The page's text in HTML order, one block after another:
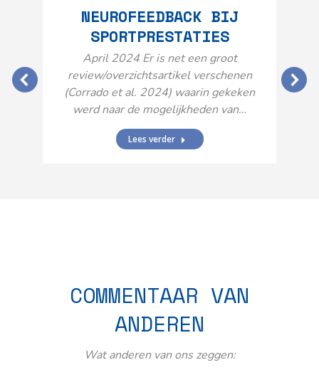
NEUROFEEDBACK BIJ
SPORTPRESTATIES
April 2024 Er is net een groot
review/overzichtsartikel verschenen
(Corrado et al. 2024) waarin gekeken
werd naar de mogelijkheden van…
Lees verder
COMMENTAAR VAN
ANDEREN
Wat anderen van ons zeggen: